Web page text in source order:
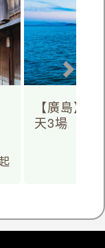
【廣島】
天3場